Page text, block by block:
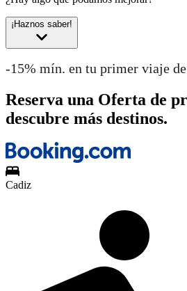
¡Haznos saber!
-15% mín. en tu primer viaje
Reserva una Oferta de
descubre más destinos.
Cadiz